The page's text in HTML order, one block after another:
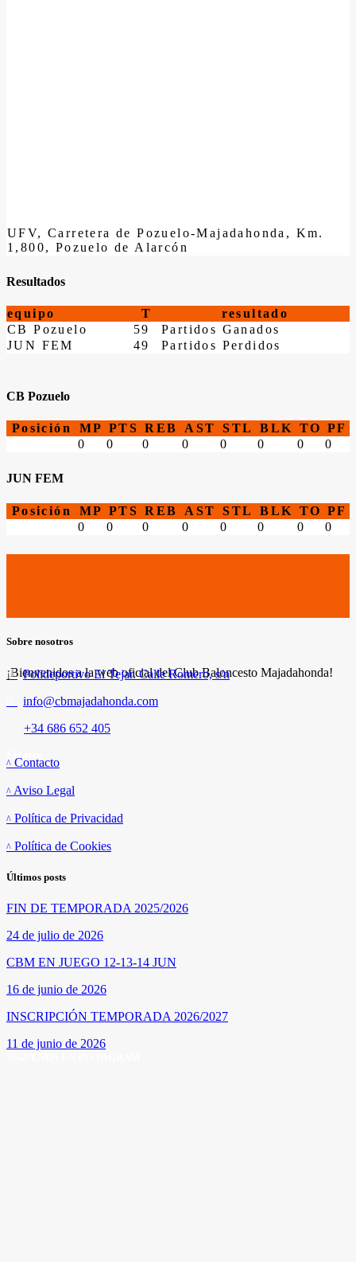
UFV, Carretera de Pozuelo-Majadahonda, Km.
1,800, Pozuelo de Alarcón
Resultados
equipo T
resultado
CB Pozuelo
59
Partidos Ganados
JUN FEM
49 Partidos Perdidos
CB Pozuelo
Posición MP PTS REB AST STL BLK TO PF
0
0 0 0 0 0 0 0
JUN FEM
Posición MP PTS REB AST STL BLK TO PF
0
0 0 0 0 0 0 0
Sobre nosotros
¡Bienvenidos a la web oficial del Club Baloncesto Majadahonda!
Polideportivo El Tejar. Calle Romero, s/n
info@cbmajadahonda.com
+34 686 652 405
Contacto
Aviso Legal
Política de Privacidad
Política de Cookies
Últimos posts
FIN DE TEMPORADA 2025/2026
24 de julio de 2026
CBM EN JUEGO 12-13-14 JUN
16 de junio de 2026
INSCRIPCIÓN TEMPORADA 2026/2027
11 de junio de 2026